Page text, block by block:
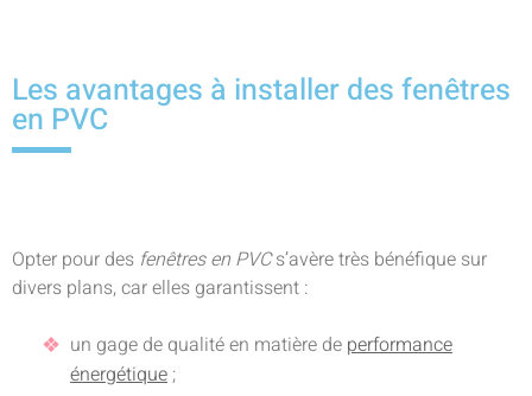
Les avantages à installer des fenêtres
en PVC
Opter pour des fenêtres en PVCs’avère très bénéfique sur
divers plans, car elles garantissent :
un gage de qualité en matière de performance
énergétique;